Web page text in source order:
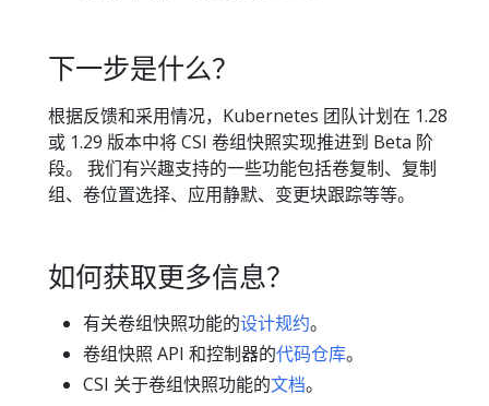
下一步是什么？
根据反馈和采用情况，Kubernetes 团队计划在 1.28
或 1.29 版本中将 CSI 卷组快照实现推进到 Beta 阶
段。 我们有兴趣支持的一些功能包括卷复制、复制
组、卷位置选择、应用静默、变更块跟踪等等。
如何获取更多信息？
有关卷组快照功能的设计规约。
卷组快照 API 和控制器的代码仓库。
CSI 关于卷组快照功能的文档。